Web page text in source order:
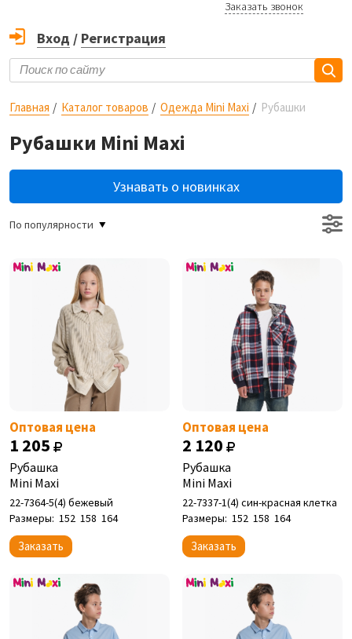
Заказать звонок
Вход / Регистрация
Главная Каталог товаров Одежда Mini Maxi Рубашки
Рубашки Mini Maxi
Узнавать о новинках
По популярности
Оптовая цена
1 205
Рубашка
Mini Maxi
22-7364-5(4) бежевый
Размеры: 152 158 164
Заказать
Оптовая цена
2 120
Рубашка
Mini Maxi
22-7337-1(4) син-красная клетка
Размеры: 152 158 164
Заказать